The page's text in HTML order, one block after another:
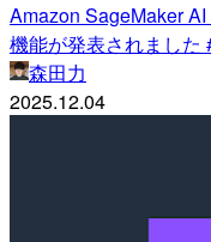
Amazon SageMaker
機能が発表されました
森田力
2025.12.04